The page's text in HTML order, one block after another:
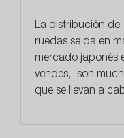
La distribución de
ruedas se da en
mercado japonés
vendes, son
que se llevan a